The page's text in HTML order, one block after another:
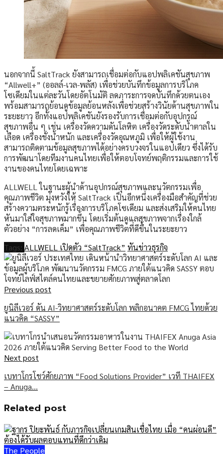
นอกจากนี้ SaltTrack ยังสามารถเชื่อมต่อกับแอปพลิเคชันสุขภาพ
“Allwell+” (ออลล์-เวล-พลัส) เพื่อช่วยบันทึกข้อมูลการบริโภค
โซเดียมในแต่ละวันโดยอัตโนมัติ ลดภาระการจดบันทึกด้วยตนเอง
พร้อมสามารถย้อนดูข้อมูลย้อนหลังเพื่อช่วยสร้างวินัยด้านสุขภาพใน
ระยะยาว อีกทั้งแอปพลิเคชันยังรองรับการเชื่อมต่อกับอุปกรณ์
สุขภาพอื่น ๆ เช่น เครื่องวัดความดันโลหิต เครื่องวัดระดับน้ำตาลใน
เลือด เครื่องชั่งน้ำหนัก และเครื่องวัดอุณหภูมิ เพื่อให้ผู้ใช้งาน
สามารถติดตามข้อมูลสุขภาพได้อย่างครบวงจรในแอปเดียว ซึ่งได้รับ
การพัฒนาโดยทีมงานคนไทยเพื่อให้ตอบโจทย์พฤติกรรมและการใช้
งานของคนไทยโดยเฉพาะ
ALLWELL ในฐานะผู้นำด้านอุปกรณ์สุขภาพและนวัตกรรมเพื่อ
คุณภาพชีวิต มุ่งหวังให้ SaltTrack เป็นอีกหนึ่งเครื่องมือสำคัญที่ช่วย
สร้างความตระหนักรู้เรื่องการบริโภคโซเดียม และส่งเสริมให้คนไทย
หันมาใส่ใจสุขภาพมากขึ้น โดยเริ่มต้นดูแลสุขภาพจากเรื่องใกล้
ตัวอย่าง “การลดเค็ม” เพื่อคุณภาพชีวิตที่ดีขึ้นในระยะยาว
Tags: ALLWELL เปิดตัว “SaltTrack” ทันข่าวธุรกิจ
Previous post
ยูนิลีเวอร์ ดัน AI-วิทยาศาสตร์ระดับโลก พลิกอนาคต FMCG ไทยด้วย
แนวคิด “SASSY”
Next post
เบทาโกรโชว์ศักยภาพ “Food Solutions Provider” เวที THAIFEX
– Anuga…
Related post
The People